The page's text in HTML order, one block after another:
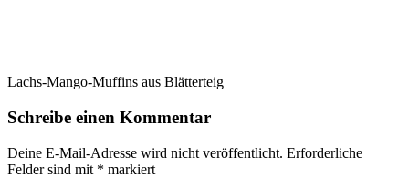
Lachs-Mango-Muffins aus Blätterteig
Schreibe einen Kommentar
Deine E-Mail-Adresse wird nicht veröffentlicht. Erforderliche
Felder sind mit * markiert